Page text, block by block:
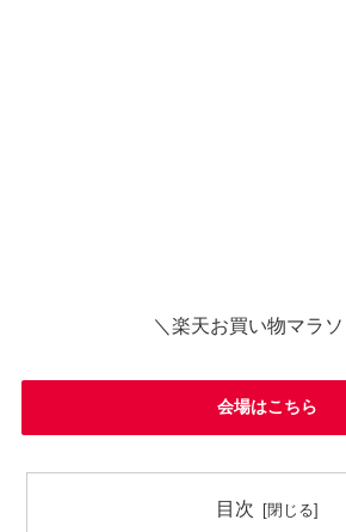
＼楽天お買い物マラソ
会場はこちら
目次